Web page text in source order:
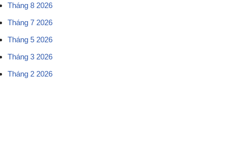
Tháng 8 2026
Tháng 7 2026
Tháng 5 2026
Tháng 3 2026
Tháng 2 2026